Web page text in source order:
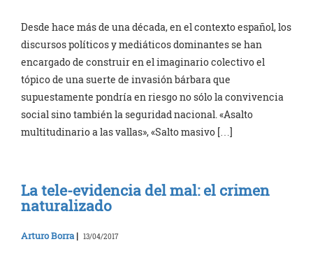
Desde hace más de una década, en el contexto español, los
discursos políticos y mediáticos dominantes se han
encargado de construir en el imaginario colectivo el
tópico de una suerte de invasión bárbara que
supuestamente pondría en riesgo no sólo la convivencia
social sino también la seguridad nacional. «Asalto
multitudinario a las vallas», «Salto masivo […]
La tele-evidencia del mal: el crimen
naturalizado
Arturo Borra | 13/04/2017